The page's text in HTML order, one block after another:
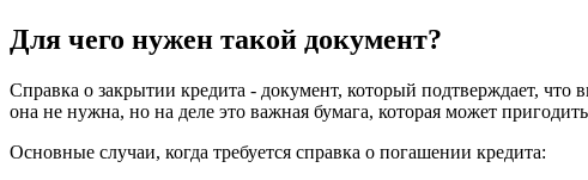
Для чего нужен такой документ?
Справка о закрытии кредита - документ, который подтверждает,
она не нужна, но на деле это важная бумага, которая может
Основные случаи, когда требуется справка о погашении кредита: